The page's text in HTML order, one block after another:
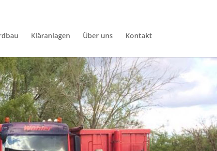
Kläranlagen Über uns Kontakt